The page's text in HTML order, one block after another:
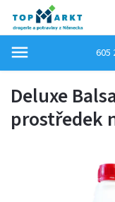
605
Deluxe
prostředek